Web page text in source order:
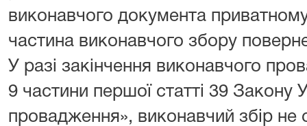
виконавчого документа
частина виконавчого збору
У разі закінчення виконавчого
9 частини першої статті 39 Закону
провадження», виконавчий збір